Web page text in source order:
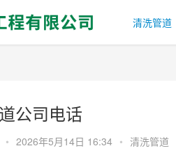
清洗管道
公司电话
• 2026年5月14日 16:34 • 清洗管道